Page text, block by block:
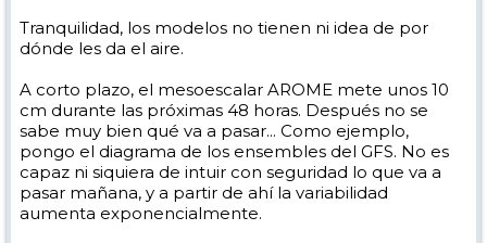
Tranquilidad, los modelos no tienen ni idea de por
dónde les da el aire.
A corto plazo, el mesoescalar AROME mete unos 10
cm durante las próximas 48 horas. Después no se
sabe muy bien qué va a pasar... Como ejemplo,
pongo el diagrama de los ensembles del GFS. No es
capaz ni siquiera de intuir con seguridad lo que va a
pasar mañana, y a partir de ahí la variabilidad
aumenta exponencialmente.